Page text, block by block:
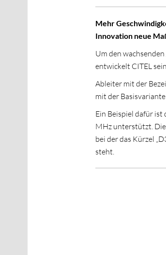
Mehr
Innovation neue
Um den
entwickelt CITEL
Ableiter mit der
mit der
Ein Beispiel dafür
MHz unterstützt.
bei der das Kürzel
steht.